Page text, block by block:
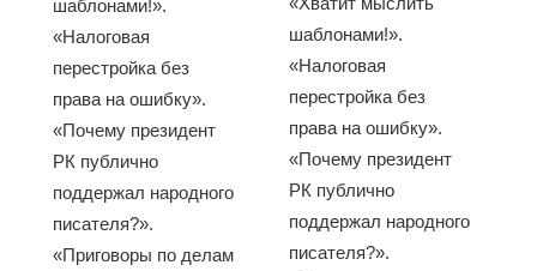
шаблонами!».
«Налоговая
перестройка без
права на ошибку».
«Почему президент
РК публично
поддержал народного
писателя?».
«Приговоры по делам
шаблонами!».
«Налоговая
перестройка без
права на ошибку».
«Почему президент
РК публично
поддержал народного
писателя?».